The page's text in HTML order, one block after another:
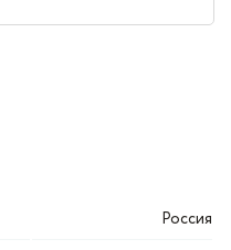
Россия